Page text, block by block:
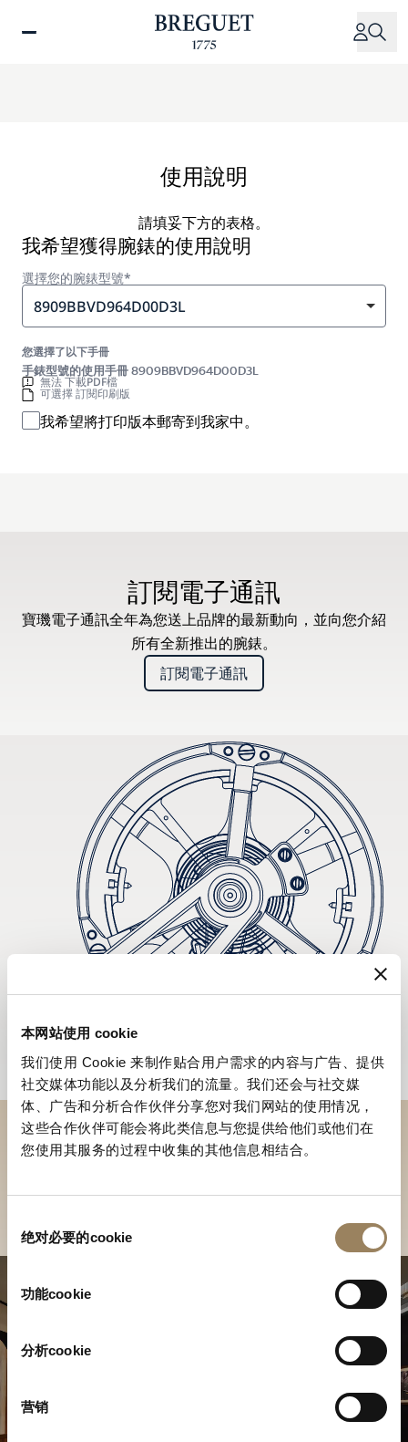
本网站使用 cookie
我们使用 Cookie 来制作贴合用户需求的内容与广告、提供
社交媒体功能以及分析我们的流量。我们还会与社交媒
体、广告和分析合作伙伴分享您对我们网站的使用情况，
这些合作伙伴可能会将此类信息与您提供给他们或他们在
您使用其服务的过程中收集的其他信息相结合。
绝对必要的cookie
功能cookie
分析cookie
营销
使用說明
請填妥下方的表格。
我希望獲得腕錶的使用說明
選擇您的腕錶型號*
8909BBVD964D00D3L
您選擇了以下手冊
手錶型號的使用手冊 8909BBVD964D00D3L
無法 下載PDF檔
可選擇 訂閱印刷版
我希望將打印版本郵寄到我家中。
訂閱電子通訊
寶璣電子通訊全年為您送上品牌的最新動向，並向您介紹
所有全新推出的腕錶。
訂閱電子通訊
於專賣店探索品牌系列作品
尋找專賣店